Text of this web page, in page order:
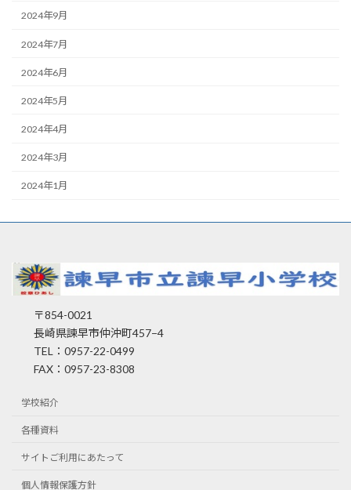
2024年9月
2024年7月
2024年6月
2024年5月
2024年4月
2024年3月
2024年1月
〒854-0021
長崎県諫早市仲沖町457−4
TEL：0957-22-0499
FAX：0957-23-8308
学校紹介
各種資料
サイトご利用にあたって
個人情報保護方針